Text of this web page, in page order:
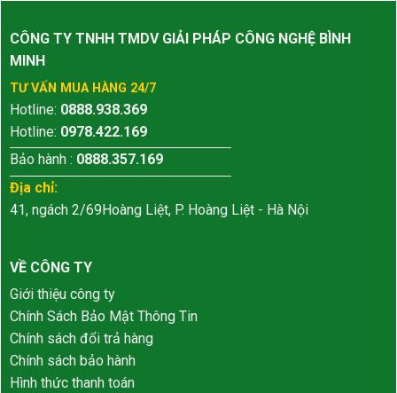
CÔNG TY TNHH TMDV GIẢI PHÁP CÔNG NGHỆ BÌNH
MINH
TƯ VẤN MUA HÀNG 24/7
Hotline: 0888.938.369
Hotline: 0978.422.169
Bảo hành : 0888.357.169
Địa chỉ:
41, ngách 2/69Hoàng Liệt, P. Hoàng Liệt - Hà Nội
VỀ CÔNG TY
Giới thiệu công ty
Chính Sách Bảo Mật Thông Tin
Chính sách đổi trả hàng
Chính sách bảo hành
Hình thức thanh toán